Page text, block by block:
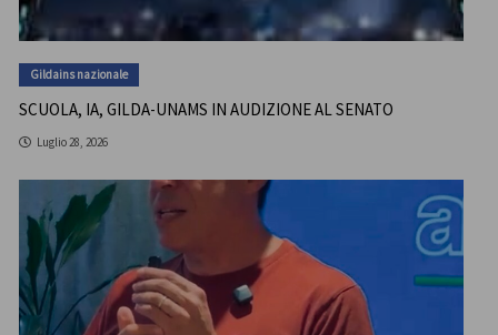
Gildains nazionale
SCUOLA, IA, GILDA-UNAMS IN AUDIZIONE AL SENATO
Luglio 28, 2026